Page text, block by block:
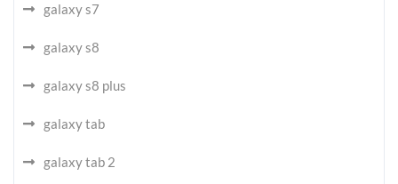
galaxy s7
galaxy s8
galaxy s8 plus
galaxy tab
galaxy tab 2